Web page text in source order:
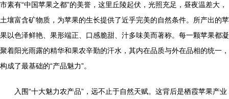
市素有“中国苹果之都”的美誉，这里丘陵起伏，光照充足，昼夜温差大，
土壤富含矿物质，为苹果的生长提供了近乎完美的自然条件。所产出的苹
果以色泽鲜艳、果形端正、口感脆甜、汁多味美而著称。每一颗苹果都凝
聚着阳光雨露的精华和果农辛勤的汗水，其内在品质与外在品相的统一，
构成了最基础的“产品魅力”。
入围“十大魅力农产品”，远不止于自然天赋。这背后是栖霞苹果产业